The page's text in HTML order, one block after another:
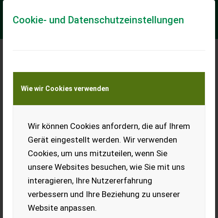
Cookie- und Datenschutzeinstellungen
Wie wir Cookies verwenden
Wir können Cookies anfordern, die auf Ihrem
Gerät eingestellt werden. Wir verwenden
Cookies, um uns mitzuteilen, wenn Sie
unsere Websites besuchen, wie Sie mit uns
interagieren, Ihre Nutzererfahrung
verbessern und Ihre Beziehung zu unserer
Website anpassen.
Meine Transportkostenanfrage
Transport von Land- und Baumaschinen –
KEINE Tiertransporte
Husqvarna Laub-
Heubläser 580 BTS
Neu, original verpackt, 580
EUR 0